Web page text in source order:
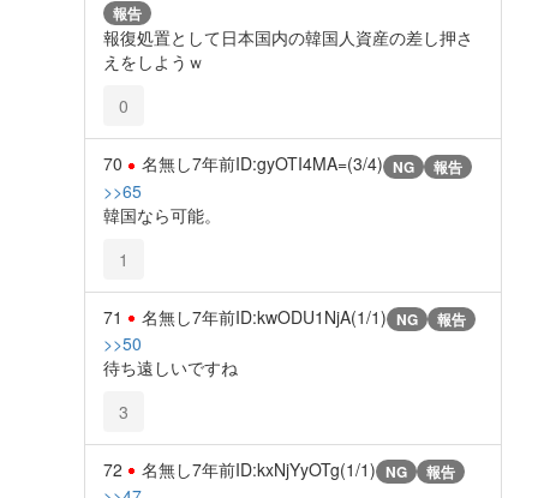
報告
報復処置として日本国内の韓国人資産の差し押さ
えをしようｗ
0
70 名無し7年前ID:gyOTI4MA=(3/4) NG 報告
>>65
韓国なら可能。
1
71 名無し7年前ID:kwODU1NjA(1/1) NG 報告
>>50
待ち遠しいですね
3
72 名無し7年前ID:kxNjYyOTg(1/1) NG 報告